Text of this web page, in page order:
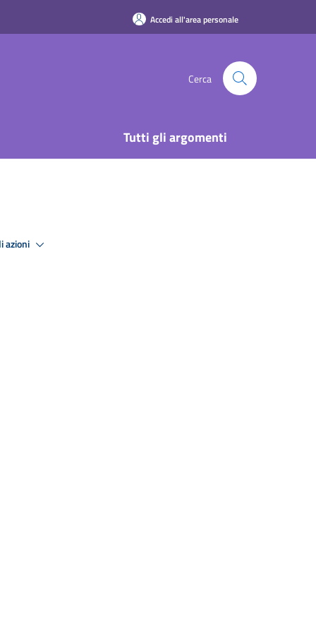
Accedi all'area personale
Cerca
Tutti gli argomenti
azioni